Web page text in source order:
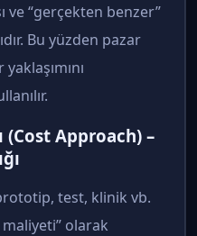
ve “gerçekten benzer”
Bu yüzden pazar
(Cost Approach) –
test, klinik vb.
olarak